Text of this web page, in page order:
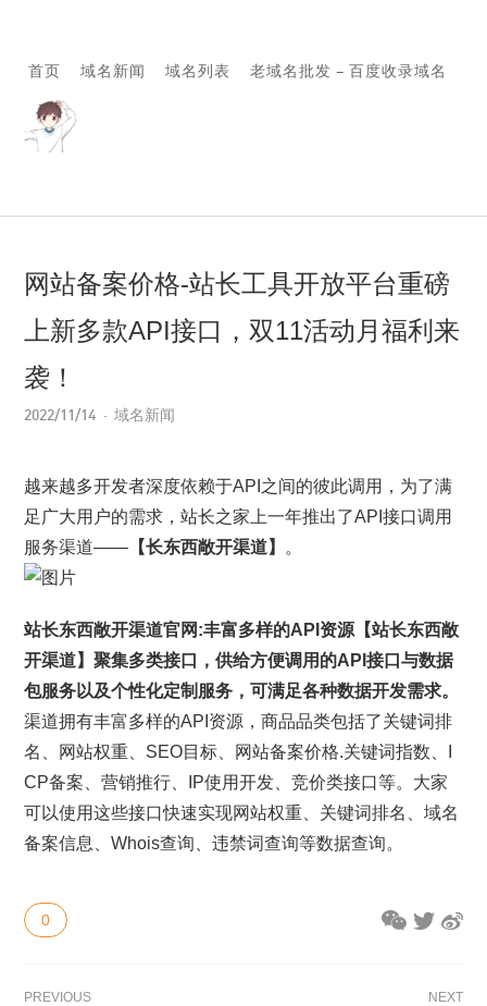
首页 域名新闻 域名列表 老域名批发 – 百度收录域名
网站备案价格-站长工具开放平台重磅
上新多款API接口，双11活动月福利来
袭！
2022/11/14 域名新闻
越来越多开发者深度依赖于API之间的彼此调用，为了满
足广大用户的需求，站长之家上一年推出了API接口调用
服务渠道—— 【长东西敞开渠道】 。
站长东西敞开渠道官网:丰富多样的API资源 【站长东西敞
开渠道】聚集多类接口，供给方便调用的API接口与数据
包服务以及个性化定制服务，可满足各种数据开发需求。
渠道拥有丰富多样的API资源，商品品类包括了关键词排
名、网站权重、SEO目标、网站备案价格.关键词指数、I
CP备案、营销推行、IP使用开发、竞价类接口等。大家
可以使用这些接口快速实现网站权重、关键词排名、域名
备案信息、Whois查询、违禁词查询等数据查询。
0
PREVIOUS NEXT